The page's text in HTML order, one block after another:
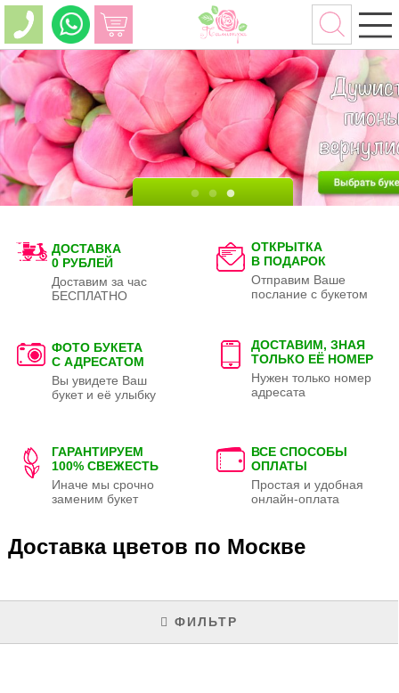
ДОСТАВКА
0 РУБЛЕЙ
Доставим за час
БЕСПЛАТНО
ОТКРЫТКА
В ПОДАРОК
Отправим Ваше
послание с букетом
ФОТО БУКЕТА
С АДРЕСАТОМ
Вы увидете Ваш
букет и её улыбку
ДОСТАВИМ, ЗНАЯ
ТОЛЬКО ЕЁ НОМЕР
Нужен только номер
адресата
ГАРАНТИРУЕМ
100% СВЕЖЕСТЬ
Иначе мы срочно
заменим букет
ВСЕ СПОСОБЫ
ОПЛАТЫ
Простая и удобная
онлайн-оплата
Доставка цветов по Москве
ФИЛЬТР